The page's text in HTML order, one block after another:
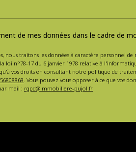
de mes données dans le cadre de
nous traitons les données à caractère personnel
loi n°78-17 du 6 janvier 1978 relative à
vos droits en consultant notre politique de
. Vous pouvez vous opposer à ce que vos
mail : rgpd@immobiliere-pujol.fr